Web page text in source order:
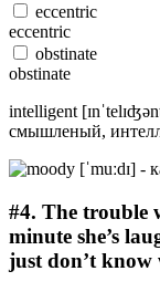
eccentric
eccentric
obstinate
obstinate
intelligent
смышленый,
#4. The trouble
minute she’s
just don’t know